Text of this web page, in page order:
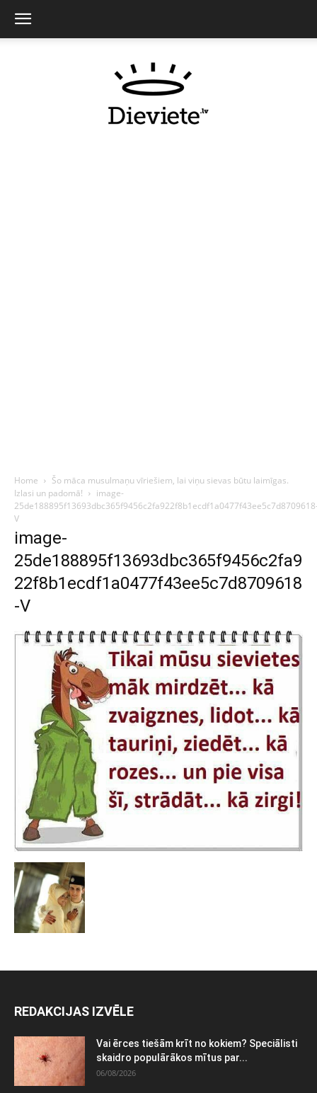
Home
Šo māca musulmaņu vīriešiem, lai viņu sievas būtu laimīgas.
Izlasi un padomā!
image-
V
image-
25de188895f13693dbc365f9456c2fa9
22f8b1ecdf1a0477f43ee5c7d8709618
-V
REDAKCIJAS IZVĒLE
Vai ērces tiešām krīt no kokiem? Speciālisti
skaidro populārākos mītus par...
06/08/2026